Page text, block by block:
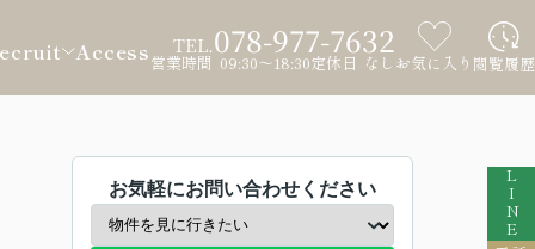
Access TEL.078-977-7632
営業時間 09:30～18:30定休日 なし お気に入り 閲覧履歴
LINE
お気軽にお問い合わせください